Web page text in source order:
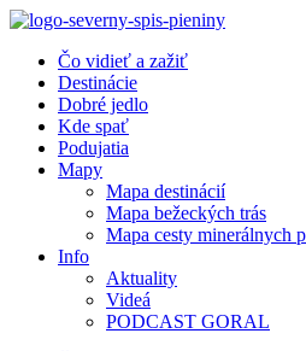
Preskočiť
obsah
Čo vidieť a zažiť
Destinácie
Dobré jedlo
Kde spať
Podujatia
Mapy
Mapa destinácií
Mapa bežeckých trás
Mapa cesty minerálnych
Info
Aktuality
Videá
PODCAST GORAL